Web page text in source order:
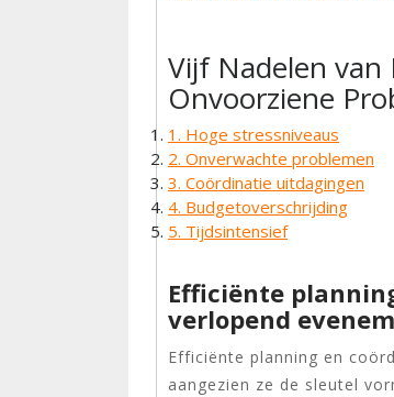
Vijf Nadelen van
Onvoorziene
1. Hoge stressniveaus
2. Onverwachte problemen
3. Coördinatie uitdagingen
4. Budgetoverschrijding
5. Tijdsintensief
Efficiënte
verlopend
Efficiënte planning en
aangezien ze de sleutel